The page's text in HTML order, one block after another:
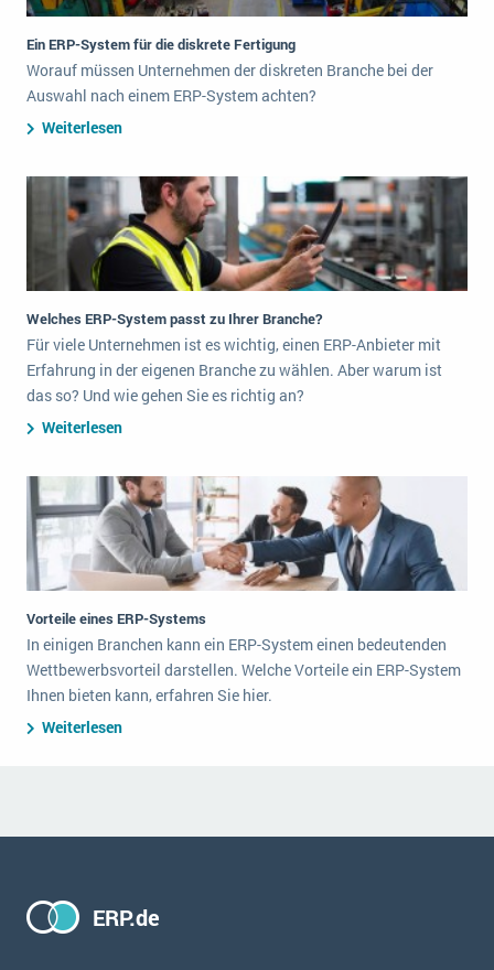
Ein ERP-System für die diskrete Fertigung
Worauf müssen Unternehmen der diskreten Branche bei der
Auswahl nach einem ERP-System achten?
Weiterlesen
Welches ERP-System passt zu Ihrer Branche?
Für viele Unternehmen ist es wichtig, einen ERP-Anbieter mit
Erfahrung in der eigenen Branche zu wählen. Aber warum ist
das so? Und wie gehen Sie es richtig an?
Weiterlesen
Vorteile eines ERP-Systems
In einigen Branchen kann ein ERP-System einen bedeutenden
Wettbewerbsvorteil darstellen. Welche Vorteile ein ERP-System
Ihnen bieten kann, erfahren Sie hier.
Weiterlesen
ERP.de